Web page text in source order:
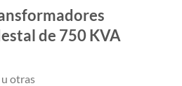
de 750 KVA
otras